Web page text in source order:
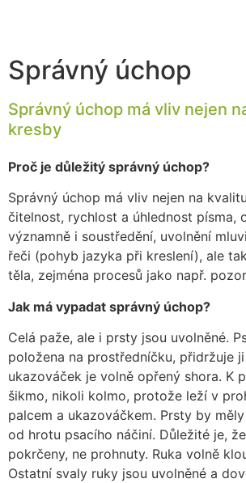
Správný úchop
Správný úchop má vliv nejen
kresby
Proč je důležitý správný úchop?
Správný úchop má vliv nejen na
čitelnost, rychlost a úhlednost písma,
významně i soustředění, uvolnění
řeči (pohyb jazyka při kreslení), ale
těla, zejména procesů jako např.
Jak má vypadat správný úchop?
Celá paže, ale i prsty jsou uvolněné.
položena na prostředníčku, přidržuje
ukazováček je volně opřený shora. K
šikmo, nikoli kolmo, protože leží v
palcem a ukazováčkem. Prsty by
od hrotu psacího náčiní. Důležité je,
pokrčeny, ne prohnuty. Ruka volně
Ostatní svaly ruky jsou uvolněné a